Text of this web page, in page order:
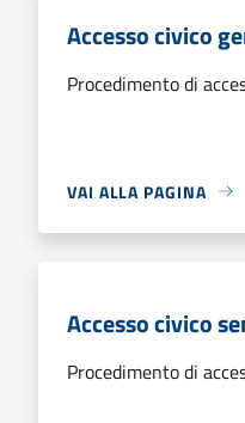
Accesso civico
Procedimento di
VAI ALLA PAGINA
Accesso civico
Procedimento di